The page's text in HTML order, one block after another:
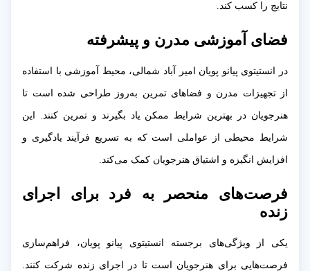
نتایج را کسب کند.
فضای آموزشی مدرن و پیشرفته
در انستیتوی پیانو پویان امیر آباد شمالی، محیط آموزشی با استفاده
از تجهیزات مدرن و فضاهای تمرین به‌روز طراحی شده است تا
هنرجویان در بهترین شرایط ممکن یاد بگیرند و تمرین کنند. این
شرایط محیطی از عواملی است که به تسریع فرآیند یادگیری و
افزایش انگیزه و اشتیاق هنرجویان کمک می‌کند.
فرصت‌های منحصر به فرد برای اجرای
زنده
یکی از ویژگی‌های برجسته انستیتوی پیانو پویان، فراهم‌سازی
فرصت‌هایی برای هنرجویان است تا در اجرای زنده شرکت کنند.